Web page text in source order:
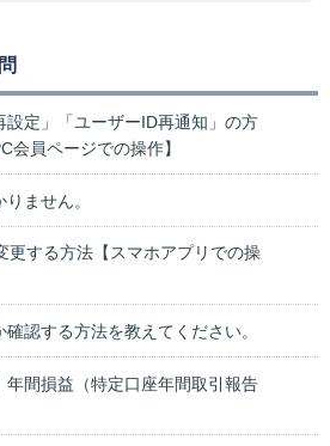
設定」「ユーザーID再通知」の方
会員ページでの操作】
ません。
更する方法【スマホアプリでの操
認する方法を教えてください。
年間損益（特定口座年間取引報告